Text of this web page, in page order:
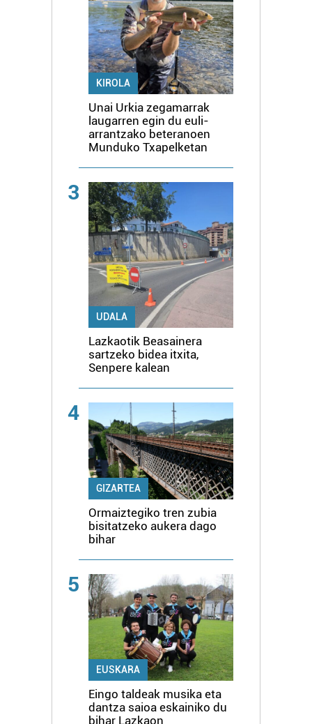
KIROLA
Unai Urkia zegamarrak
laugarren egin du euli-
arrantzako beteranoen
Munduko Txapelketan
3
UDALA
Lazkaotik Beasainera
sartzeko bidea itxita,
Senpere kalean
4
GIZARTEA
Ormaiztegiko tren zubia
bisitatzeko aukera dago
bihar
5
EUSKARA
Eingo taldeak musika eta
dantza saioa eskainiko du
bihar Lazkaon